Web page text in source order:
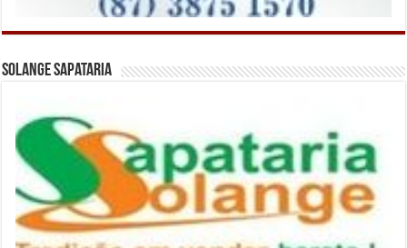
Solange Sapataria